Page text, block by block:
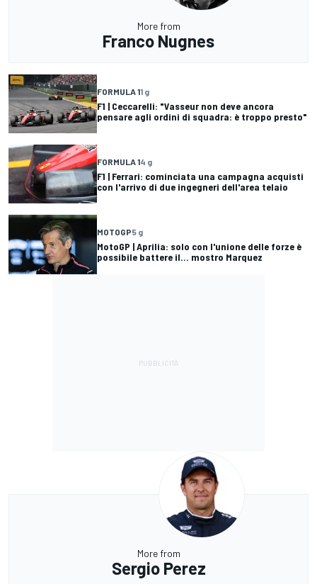
More from
Franco Nugnes
FORMULA 11 g
F1 | Ceccarelli: "Vasseur non deve ancora
pensare agli ordini di squadra: è troppo presto"
FORMULA 14 g
F1 | Ferrari: cominciata una campagna acquisti
con l'arrivo di due ingegneri dell'area telaio
MOTOGP5 g
MotoGP | Aprilia: solo con l'unione delle forze è
possibile battere il... mostro Marquez
More from
Sergio Perez